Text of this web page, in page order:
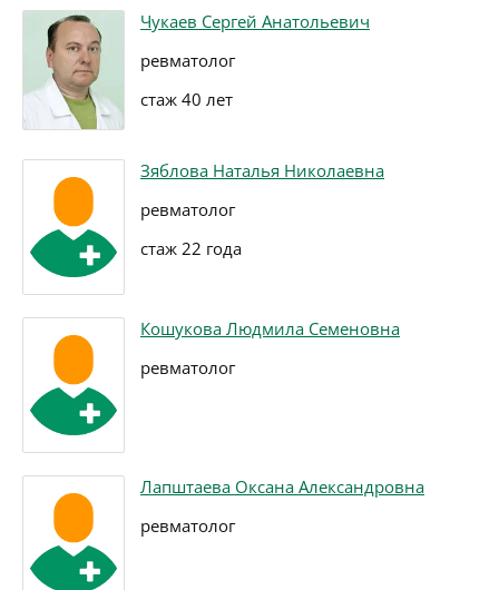
Чукаев Сергей Анатольевич
ревматолог
стаж 40 лет
Зяблова Наталья Николаевна
ревматолог
стаж 22 года
Кошукова Людмила Семеновна
ревматолог
Лапштаева Оксана Александровна
ревматолог